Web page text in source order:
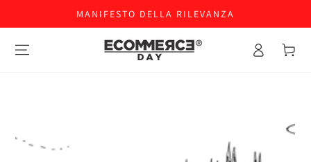
MANIFESTO DELLA RILEVANZA
Accesso Carello